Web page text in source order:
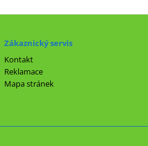
Zákaznický servis
Kontakt
Reklamace
Mapa stránek